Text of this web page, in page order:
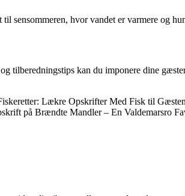
sensommeren, hvor vandet er varmere og
tilberedningstips kan du imponere dine
Lækre Opskrifter Med Fisk til
på Brændte Mandler – En Valdemarsro